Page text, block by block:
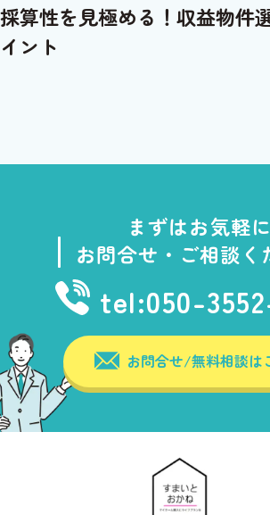
採算性を見極める！収益物件
イント
まずはお気軽に
お問合せ・ご相談く
tel:050-
お問合せ/無料相談は